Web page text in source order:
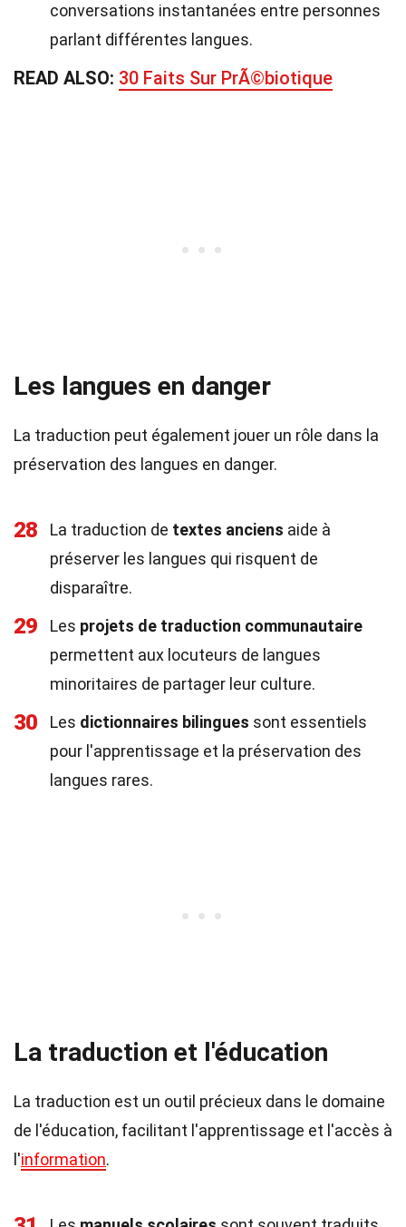
conversations instantanées entre personnes
parlant différentes langues.
READ ALSO: 30 Faits Sur PrÃ©biotique
Les langues en danger
La traduction peut également jouer un rôle dans la
préservation des langues en danger.
28 La traduction de textes anciens aide à
préserver les langues qui risquent de
disparaître.
29 Les projets de traduction communautaire
permettent aux locuteurs de langues
minoritaires de partager leur culture.
30 Les dictionnaires bilingues sont essentiels
pour l'apprentissage et la préservation des
langues rares.
La traduction et l'éducation
La traduction est un outil précieux dans le domaine
de l'éducation, facilitant l'apprentissage et l'accès à
l'information.